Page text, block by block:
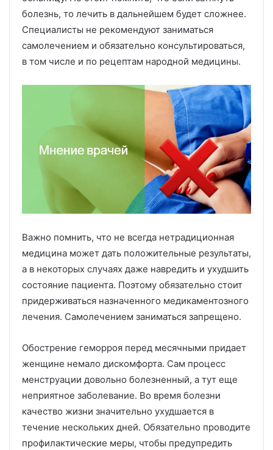
болезнь, то лечить в дальнейшем будет сложнее.
Специалисты не рекомендуют заниматься
самолечением и обязательно консультироваться,
в том числе и по рецептам народной медицины.
Важно помнить, что не всегда нетрадиционная
медицина может дать положительные результаты,
а в некоторых случаях даже навредить и ухудшить
состояние пациента. Поэтому обязательно стоит
придерживаться назначенного медикаментозного
лечения. Самолечением заниматься запрещено.
Обострение геморроя перед месячными придает
женщине немало дискомфорта. Сам процесс
менструации довольно болезненный, а тут еще
неприятное заболевание. Во время болезни
качество жизни значительно ухудшается в
течение нескольких дней. Обязательно проводите
профилактические меры, чтобы предупредить